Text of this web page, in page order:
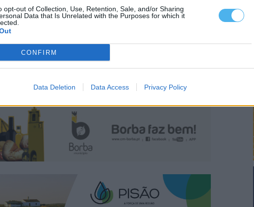
opt-out of Collection, Use, Retention, Sale, and/or Sharing
Data that Is Unrelated with the Purposes for which it
CONFIRM
Data Deletion Data Access Privacy Policy